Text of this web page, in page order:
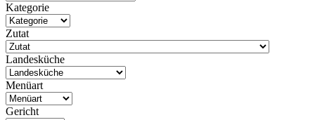
Kategorie
Zutat
Landesküche
Menüart
Gericht